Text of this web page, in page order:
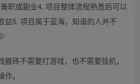
职或副业4. 项目整体流程熟悉后可以
益5. 项目属于蓝海，知道的人并不
砖不需要打游戏，也不需要挂机，
。